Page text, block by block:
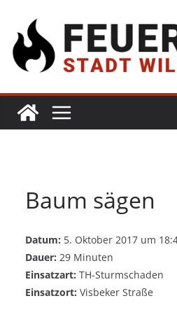
Baum sägen
Datum: 5. Oktober 2017 um
Dauer: 29 Minuten
Einsatzart: TH-Sturmschaden
Einsatzort: Visbeker Straße